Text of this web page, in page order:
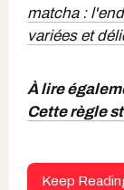
matcha :
variées et
À lire
Cette règle
Keep